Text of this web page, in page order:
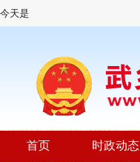
今天是
首页 时政动态